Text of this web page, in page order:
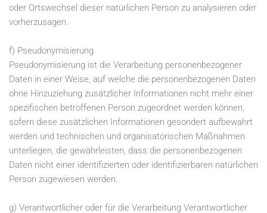
oder Ortswechsel dieser natürlichen Person zu analysieren oder
vorherzusagen.
f) Pseudonymisierung
Pseudonymisierung ist die Verarbeitung personenbezogener
Daten in einer Weise, auf welche die personenbezogenen Daten
ohne Hinzuziehung zusätzlicher Informationen nicht mehr einer
spezifischen betroffenen Person zugeordnet werden können,
sofern diese zusätzlichen Informationen gesondert aufbewahrt
werden und technischen und organisatorischen Maßnahmen
unterliegen, die gewährleisten, dass die personenbezogenen
Daten nicht einer identifizierten oder identifizierbaren natürlichen
Person zugewiesen werden.
g) Verantwortlicher oder für die Verarbeitung Verantwortlicher